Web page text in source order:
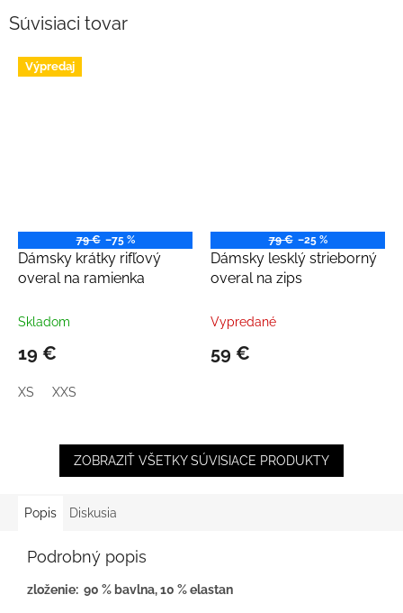
Súvisiaci tovar
Výpredaj
79 € –75 %
Dámsky krátky rifľový
overal na ramienka
Skladom
19 €
XS XXS
79 € –25 %
Dámsky lesklý strieborný
overal na zips
Vypredané
59 €
ZOBRAZIŤ VŠETKY SÚVISIACE PRODUKTY
Popis Diskusia
Podrobný popis
zloženie: 90 % bavlna, 10 % elastan